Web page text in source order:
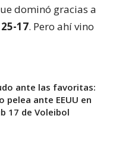
dominó gracias a
17. Pero ahí vino
ante las favoritas:
pelea ante EEUU en
17 de Voleibol